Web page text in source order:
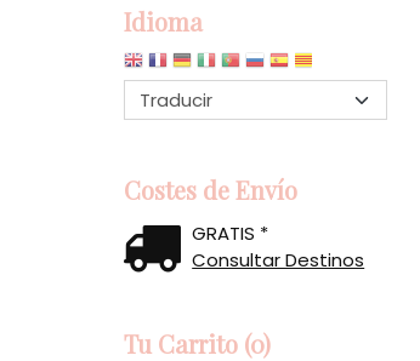
Idioma
Costes de Envío
GRATIS *
Consultar Destinos
Tu Carrito (0)